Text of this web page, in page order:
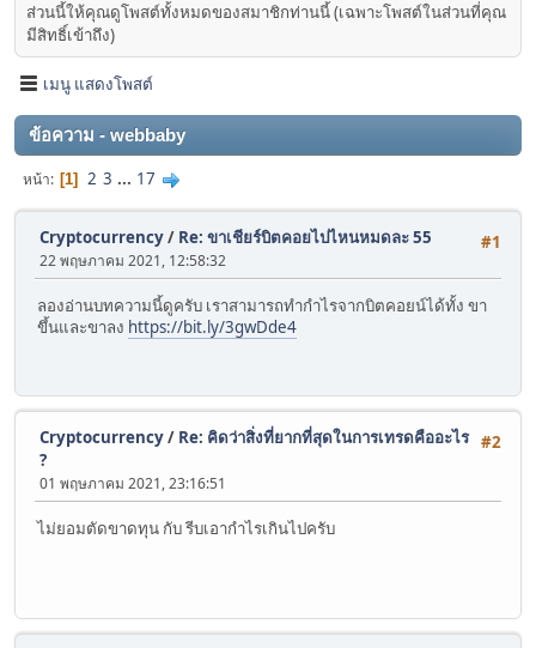
ส่วนนี้ให้คุณดูโพสต์ทั้งหมดของสมาชิกท่านนี้ (เฉพาะโพสต์ในส่วนที่คุณ
มีสิทธิ์เข้าถึง)
เมนู แสดงโพสต์
ข้อความ - webbaby
หน้า 1 2 3 ... 17
#1
Cryptocurrency/ Re: ขาเชียร์บิตคอยไปไหนหมดละ 55
22 พฤษภาคม 2021, 12:58:32
ลองอ่านบทความนี้ดูครับ เราสามารถทำกำไรจากบิตคอยน์ได้ทั้ง ขา
ขึ้นและขาลง https://bit.ly/3gwDde4
#2
Cryptocurrency/ Re: คิดว่าสิ่งที่ยากที่สุดในการเทรดคืออะไร
?
01 พฤษภาคม 2021, 23:16:51
ไม่ยอมตัดขาดทุน กับ รีบเอากำไรเกินไปครับ